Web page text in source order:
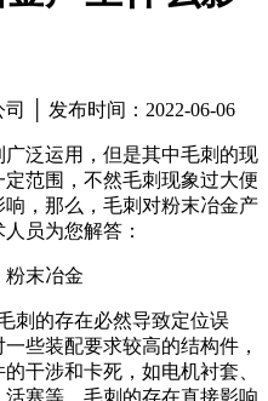
│ 发布时间：2022-06-06
泛运用，但是其中毛刺的现
范围，不然毛刺现象过大便
，那么，毛刺对粉末冶金产
员为您解答：
刺的存在必然导致定位误
些装配要求较高的结构件，
干涉和卡死，如电机衬套、
塞等，毛刺的存在直接影响